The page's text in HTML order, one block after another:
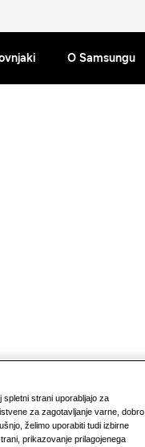
O Samsungu
spletni strani uporabljajo za
za zagotavljanje varne, dobro
želimo uporabiti tudi izbirne
prikazovanje prilagojenega